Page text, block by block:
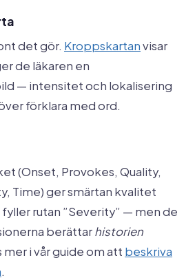
det gör. Kroppskartanvisar
de läkaren en
— intensitet och lokalisering
förklara med ord.
(Onset, Provokes, Quality,
Time) ger smärtan kvalitet
rutan ”Severity” — men de
berättarhistorien
mer i vår guide om att beskriva
.